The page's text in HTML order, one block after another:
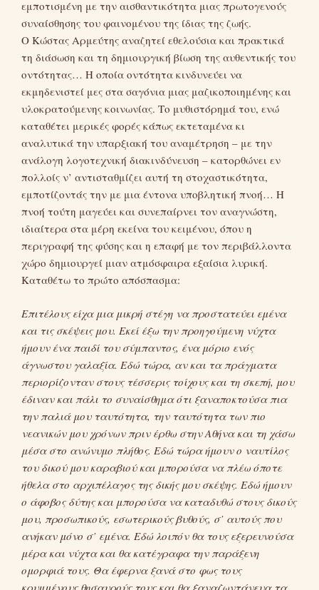
εμποτισμένη με την αισθαντικότητα μιας πρωτογενούς
συναίσθησης του φαινομένου της ίδιας της ζωής.
Ο Κώστας Αρμεύτης αναζητεί εθελούσια και πρακτικά
τη διάσωση και τη δημιουργική βίωση της αυθεντικής του
οντότητας… Η οποία οντότητα κινδυνεύει να
εκμηδενιστεί μες στα σαγόνια μιας μαζικοποιημένης και
υλοκρατούμενης κοινωνίας. Το μυθιστόρημά του, ενώ
καταθέτει μερικές φορές κάπως εκτεταμένα κι
αναλυτικά την υπαρξιακή του αναμέτρηση – με την
ανάλογη λογοτεχνική διακινδύνευση – κατορθώνει εν
πολλοίς ν’ αντισταθμίζει αυτή τη στοχαστικότητα,
εμποτίζοντάς την με μια έντονα υποβλητική πνοή… Η
πνοή τούτη μαγεύει και συνεπαίρνει τον αναγνώστη,
ιδιαίτερα στα μέρη εκείνα του κειμένου, όπου η
περιγραφή της φύσης και η επαφή με τον περιβάλλοντα
χώρο δημιουργεί μιαν ατμόσφαιρα εξαίσια λυρική.
Καταθέτω το πρώτο απόσπασμα:
Επιτέλους είχα μια μικρή στέγη να προστατεύει εμένα
και τις σκέψεις μου. Εκεί έξω την προηγούμενη νύχτα
ήμουν ένα παιδί του σύμπαντος, ένα μόριο ενός
άγνωστου γαλαξία. Εδώ τώρα, αν και τα πράγματα
περιορίζονταν στους τέσσερις τοίχους και τη σκεπή, μου
έδιναν και πάλι το συναίσθημα ότι ξαναποκτούσα πια
την παλιά μου ταυτότητα, την ταυτότητα των πιο
νεανικών μου χρόνων πριν έρθω στην Αθήνα και τη χάσω
μέσα στο ανώνυμο πλήθος. Εδώ τώρα ήμουν ο ναυτίλος
του δικού μου καραβιού και μπορούσα να πλέω όποτε
ήθελα στο αρχιπέλαγος της δικής μου σκέψης. Εδώ ήμουν
ο άφοβος δύτης και μπορούσα να καταδυθώ στους δικούς
μου, προσωπικούς, εσωτερικούς βυθούς, σ’ αυτούς που
ανήκαν μόνο σ’ εμένα. Εδώ λοιπόν θα τους εξερευνούσα
μέρα και νύχτα και θα κατέγραφα την παράξενη
ομορφιά τους. Θα έφερνα ξανά στο φως τους
κρυμμένους θησαυρούς τους και θα ξαναζωντάνευα τα